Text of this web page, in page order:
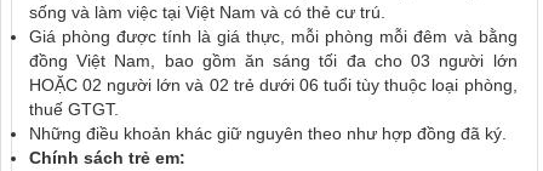
sống và làm việc tại Việt Nam và có thẻ cư trú.
Giá phòng được tính là giá thực, mỗi phòng mỗi đêm và bằng
đồng Việt Nam, bao gồm ăn sáng tối đa cho 03 người lớn
HOẶC 02 người lớn và 02 trẻ dưới 06 tuổi tùy thuộc loại phòng,
thuế GTGT.
Những điều khoản khác giữ nguyên theo như hợp đồng đã ký.
Chính sách trẻ em: